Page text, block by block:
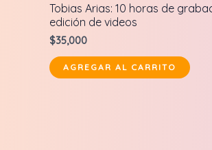
Valorado
en
0
de
5
Tobias Arias: 10 horas de
edición de videos
$35,000
AGREGAR AL CARRITO